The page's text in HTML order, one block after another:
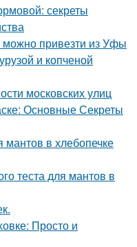
секреты
привезти из Уфы
и копченой
московских улиц
Основные Секреты
мантов в хлебопечке
теста для мантов в
Просто и